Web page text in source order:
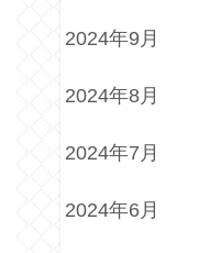
2024年9月
2024年8月
2024年7月
2024年6月